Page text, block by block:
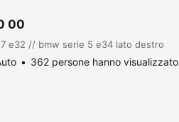
00
e32 // bmw serie 5 e34 lato destro
362 persone hanno visualizzato